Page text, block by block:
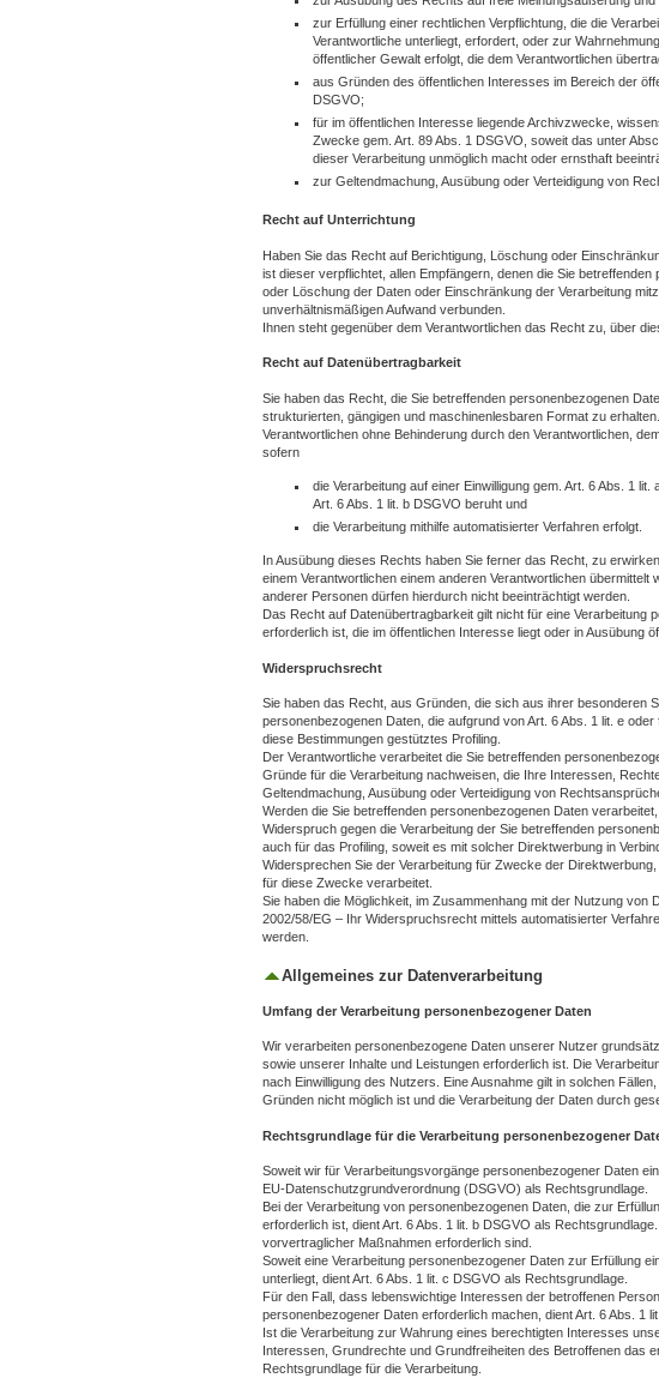
zur Erfüllung einer rechtlichen Verpflichtung, die die
Verantwortliche unterliegt, erfordert, oder zur
öffentlicher Gewalt erfolgt, die dem Verantwortlichen
aus Gründen des öffentlichen Interesses im Bereich der
DSGVO;
für im öffentlichen Interesse liegende Archivzwecke,
Zwecke gem. Art. 89 Abs. 1 DSGVO, soweit das unter
dieser Verarbeitung unmöglich macht oder ernsthaft
zur Geltendmachung, Ausübung oder Verteidigung von
Recht auf Unterrichtung
Haben Sie das Recht auf Berichtigung, Löschung oder
ist dieser verpflichtet, allen Empfängern, denen die Sie
oder Löschung der Daten oder Einschränkung der Verarbeitung
unverhältnismäßigen Aufwand verbunden.
Ihnen steht gegenüber dem Verantwortlichen das Recht zu, über
Recht auf Datenübertragbarkeit
Sie haben das Recht, die Sie betreffenden personenbezogenen
strukturierten, gängigen und maschinenlesbaren Format zu
Verantwortlichen ohne Behinderung durch den Verantwortlichen,
sofern
die Verarbeitung auf einer Einwilligung gem. Art. 6 Abs. 1
Art. 6 Abs. 1 lit. b DSGVO beruht und
die Verarbeitung mithilfe automatisierter Verfahren erfolgt.
In Ausübung dieses Rechts haben Sie ferner das Recht, zu
einem Verantwortlichen einem anderen Verantwortlichen
anderer Personen dürfen hierdurch nicht beeinträchtigt werden.
Das Recht auf Datenübertragbarkeit gilt nicht für eine Verarbeitung
erforderlich ist, die im öffentlichen Interesse liegt oder in Ausübung
Widerspruchsrecht
Sie haben das Recht, aus Gründen, die sich aus ihrer besonderen
personenbezogenen Daten, die aufgrund von Art. 6 Abs. 1 lit. e
diese Bestimmungen gestütztes Profiling.
Der Verantwortliche verarbeitet die Sie betreffenden
Gründe für die Verarbeitung nachweisen, die Ihre Interessen,
Geltendmachung, Ausübung oder Verteidigung von
Werden die Sie betreffenden personenbezogenen Daten
Widerspruch gegen die Verarbeitung der Sie betreffenden
auch für das Profiling, soweit es mit solcher Direktwerbung in
Widersprechen Sie der Verarbeitung für Zwecke der
für diese Zwecke verarbeitet.
Sie haben die Möglichkeit, im Zusammenhang mit der Nutzung
2002/58/EG – Ihr Widerspruchsrecht mittels automatisierter
werden.
Allgemeines zur Datenverarbeitung
Umfang der Verarbeitung personenbezogener Daten
Wir verarbeiten personenbezogene Daten unserer Nutzer
sowie unserer Inhalte und Leistungen erforderlich ist. Die
nach Einwilligung des Nutzers. Eine Ausnahme gilt in solchen
Gründen nicht möglich ist und die Verarbeitung der Daten durch
Rechtsgrundlage für die Verarbeitung personenbezogener
Soweit wir für Verarbeitungsvorgänge personenbezogener Daten
EU-Datenschutzgrundverordnung (DSGVO) als Rechtsgrundlage.
Bei der Verarbeitung von personenbezogenen Daten, die zur
erforderlich ist, dient Art. 6 Abs. 1 lit. b DSGVO als
vorvertraglicher Maßnahmen erforderlich sind.
Soweit eine Verarbeitung personenbezogener Daten zur Erfüllung
unterliegt, dient Art. 6 Abs. 1 lit. c DSGVO als Rechtsgrundlage.
Für den Fall, dass lebenswichtige Interessen der betroffenen
personenbezogener Daten erforderlich machen, dient Art. 6 Abs. 1
Ist die Verarbeitung zur Wahrung eines berechtigten Interesses
Interessen, Grundrechte und Grundfreiheiten des Betroffenen das
Rechtsgrundlage für die Verarbeitung.